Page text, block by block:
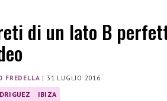
di un lato B
FREDELLA | 31 LUGLIO 2016
IBIZA